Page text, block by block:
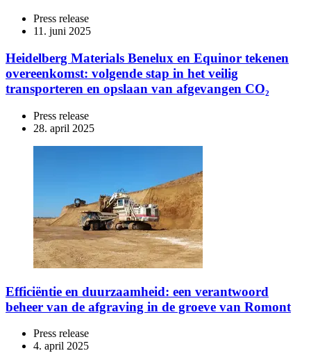
Press release
11. juni 2025
Heidelberg Materials Benelux en Equinor tekenen
overeenkomst: volgende stap in het veilig
transporteren en opslaan van afgevangen CO₂
Press release
28. april 2025
Efficiëntie en duurzaamheid: een verantwoord
beheer van de afgraving in de groeve van Romont
Press release
4. april 2025